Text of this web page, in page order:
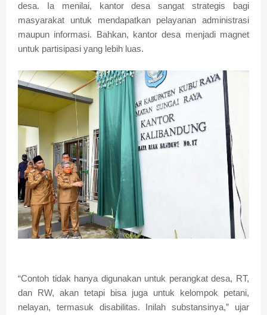
desa. Ia menilai, kantor desa sangat strategis bagi
masyarakat untuk mendapatkan pelayanan administrasi
maupun informasi. Bahkan, kantor desa menjadi magnet
untuk partisipasi yang lebih luas.
“Contoh tidak hanya digunakan untuk perangkat desa, RT,
dan RW, akan tetapi bisa juga untuk kelompok petani,
nelayan, termasuk disabilitas. Inilah substansinya,” ujar